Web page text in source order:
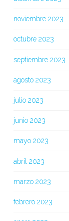
noviembre 2023
octubre 2023
septiembre 2023
agosto 2023
julio 2023
junio 2023
mayo 2023
abril 2023
marzo 2023
febrero 2023